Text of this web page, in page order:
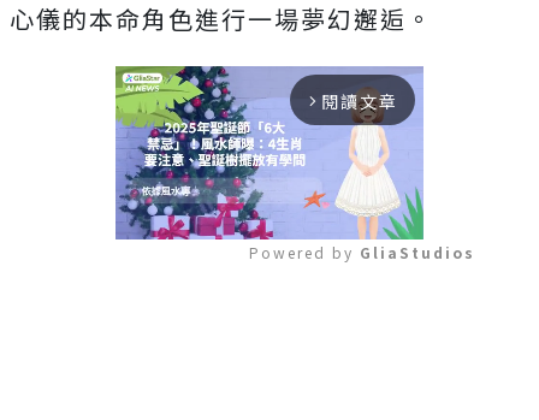
心儀的本命角色進行一場夢幻邂逅。
arrow_forward_ios 閱讀文章
Powered by GliaStudios